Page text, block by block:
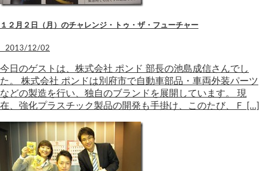
１２月２日（月）のチャレンジ・トゥ・ザ・フューチャー
2013/12/02
今日のゲストは、株式会社 ポンド 部長の池島成信さんでし
た。 株式会社 ポンドは別府市で自動車部品・車両外装パーツ
などの製造を行い、独自のブランドを展開しています。 現
在、強化プラスチック製品の開発も手掛け、このたび、Ｆ […]